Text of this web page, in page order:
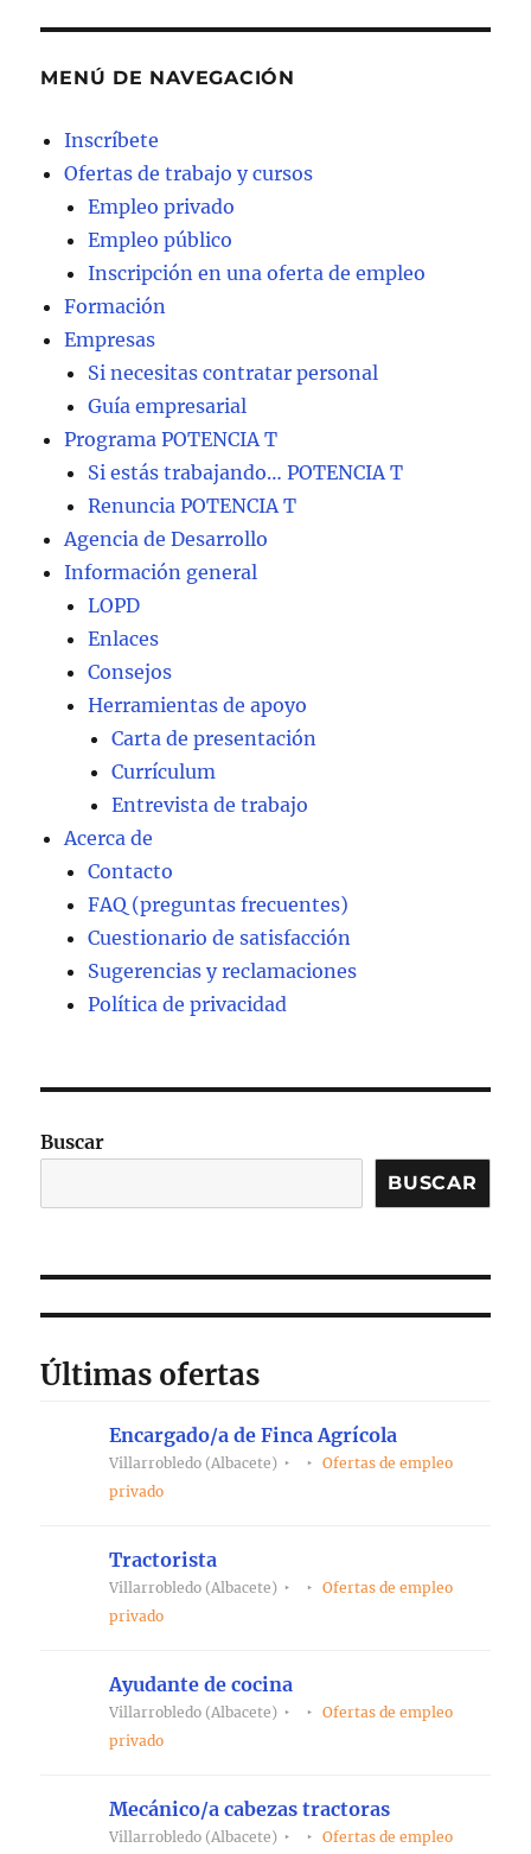
MENÚ DE NAVEGACIÓN
Inscríbete
Ofertas de trabajo y cursos
Empleo privado
Empleo público
Inscripción en una oferta de empleo
Formación
Empresas
Si necesitas contratar personal
Guía empresarial
Programa POTENCIA T
Si estás trabajando… POTENCIA T
Renuncia POTENCIA T
Agencia de Desarrollo
Información general
LOPD
Enlaces
Consejos
Herramientas de apoyo
Carta de presentación
Currículum
Entrevista de trabajo
Acerca de
Contacto
FAQ (preguntas frecuentes)
Cuestionario de satisfacción
Sugerencias y reclamaciones
Política de privacidad
Buscar
BUSCAR
Últimas ofertas
Encargado/a de Finca Agrícola
Villarrobledo (Albacete)
Ofertas de empleo
privado
Tractorista
Villarrobledo (Albacete)
Ofertas de empleo
privado
Ayudante de cocina
Villarrobledo (Albacete)
Ofertas de empleo
privado
Mecánico/a cabezas tractoras
Villarrobledo (Albacete)
Ofertas de empleo